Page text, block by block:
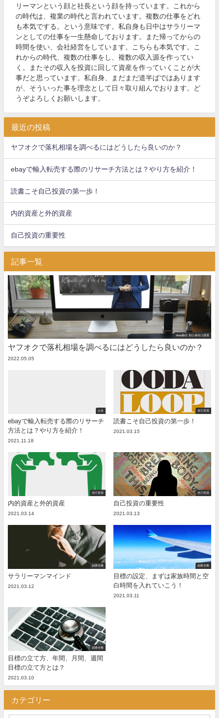
リーマンという顔と社長という顔を持っています。これから
の時代は、複業の時代と言われています。複数の仕事をどれ
も本気でする。という意味です。私自身も日中はサラリーマ
ンとしての仕事を一生懸命しております。また帰ってからの
時間を使い、会社経営をしています。こちらも本気です。こ
れからの時代、複数の仕事をし、複数の収入源を作ってい
く。またその収入を投資に回して資産を作っていくことが大
事だと思っています。私自身、まだまだ道半ばではあります
が、そういった事を理念として日々取り組んでおります。ど
うぞよろしくお願いします。
最近の投稿
ヤフオクで落札相場を調べるにはどうしたら良いのか？
ebayで輸入転売する際のリサーチ方法とは？やり方を紹介！
読書こそ自己投資の第一歩！
内的資産と外的資産
自己投資の重要性
記事一覧
ebay輸出 初心者向け講座
ヤフオクで落札相場を調べるにはどうしたら良いのか？
2022.05.05
お金
ebayで輸入転売する際のリサーチ
方法とは？やり方を紹介！
2021.11.18
自己投資
読書こそ自己投資の第一歩！
2021.03.15
自己投資
内的資産と外的資産
2021.03.14
自己投資
自己投資の重要性
2021.03.13
副業全般
サラリーマンマインド
2021.03.12
副業全般
目標の設定、まずは家族時間と空
白時間を入れていこう！
2021.03.11
副業全般
目標の立て方、年間、月間、週間
目標の立て方とは？
2021.03.10
カテゴリー